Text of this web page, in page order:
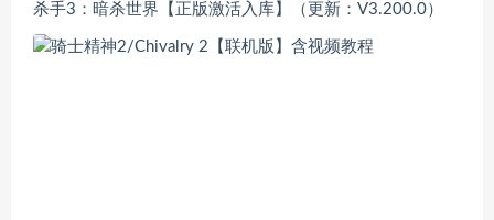
杀手3：暗杀世界【正版激活入库】（更新：V3.200.0）